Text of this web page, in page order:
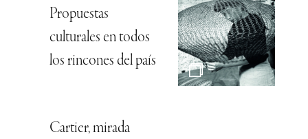
Propuestas
culturales en todos
los rincones del país
Cartier, mirada